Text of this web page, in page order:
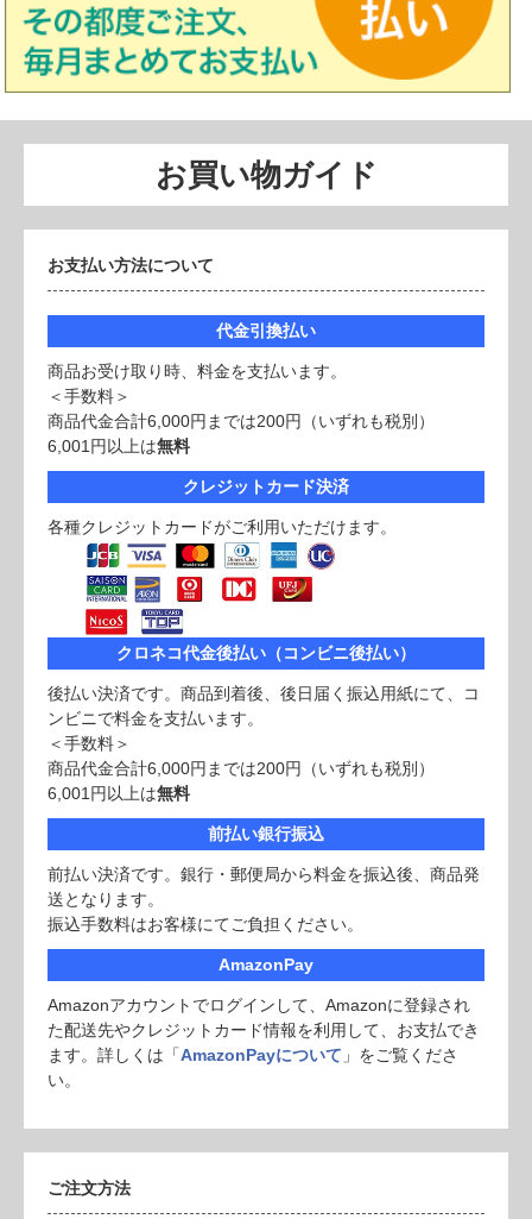
お買い物ガイド
お支払い方法について
代金引換払い
商品お受け取り時、料金を支払います。
＜手数料＞
商品代金合計6,000円までは200円（いずれも税別）
6,001円以上は無料
クレジットカード決済
各種クレジットカードがご利用いただけます。
クロネコ代金後払い（コンビニ後払い）
後払い決済です。商品到着後、後日届く振込用紙にて、コ
ンビニで料金を支払います。
＜手数料＞
商品代金合計6,000円までは200円（いずれも税別）
6,001円以上は無料
前払い銀行振込
前払い決済です。銀行・郵便局から料金を振込後、商品発
送となります。
振込手数料はお客様にてご負担ください。
AmazonPay
Amazonアカウントでログインして、Amazonに登録され
た配送先やクレジットカード情報を利用して、お支払でき
ます。詳しくは「AmazonPayについて 」をご覧くださ
い。
ご注文方法